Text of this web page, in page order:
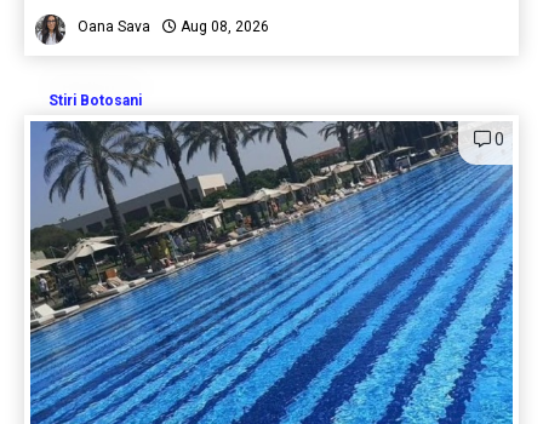
Oana Sava Aug 08, 2026
Stiri Botosani
0